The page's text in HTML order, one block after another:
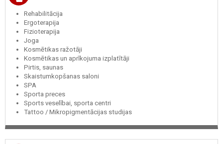
Rehabilitācija
Ergoterapija
Fizioterapija
Joga
Kosmētikas ražotāji
Kosmētikas un aprīkojuma izplatītāji
Pirtis, saunas
Skaistumkopšanas saloni
SPA
Sporta preces
Sports veselībai, sporta centri
Tattoo / Mikropigmentācijas studijas